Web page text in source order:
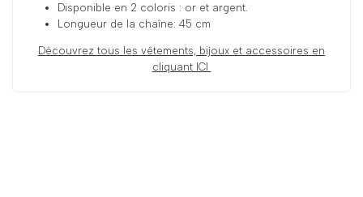
Disponible en 2 coloris : or et argent.
Longueur de la chaîne: 45 cm
Découvrez tous les vêtements, bijoux et accessoires en
cliquant ICI